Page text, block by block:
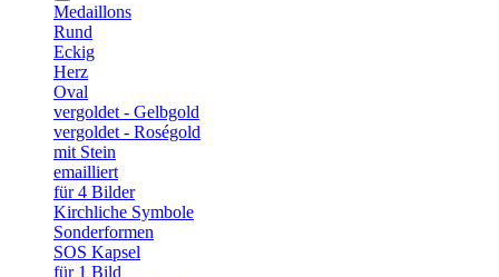
Medaillons
Rund
Eckig
Herz
Oval
vergoldet - Gelbgold
vergoldet - Roségold
mit Stein
emailliert
für 4 Bilder
Kirchliche Symbole
Sonderformen
SOS Kapsel
für 1 Bild